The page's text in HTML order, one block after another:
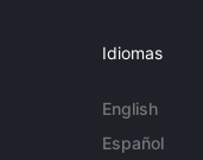
Idiomas
English
Español